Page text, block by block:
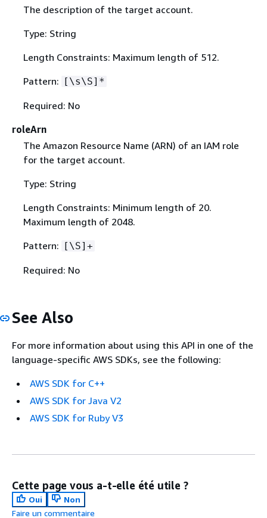
The description of the target account.
Type: String
Length Constraints: Maximum length of 512.
Pattern: [\s\S]*
Required: No
roleArn
The Amazon Resource Name (ARN) of an IAM role
for the target account.
Type: String
Length Constraints: Minimum length of 20.
Maximum length of 2048.
Pattern: [\S]+
Required: No
See Also
For more information about using this API in one of the
language-specific AWS SDKs, see the following:
AWS SDK for C++
AWS SDK for Java V2
AWS SDK for Ruby V3
Cette page vous a-t-elle été utile ?
Oui
Non
Faire un commentaire